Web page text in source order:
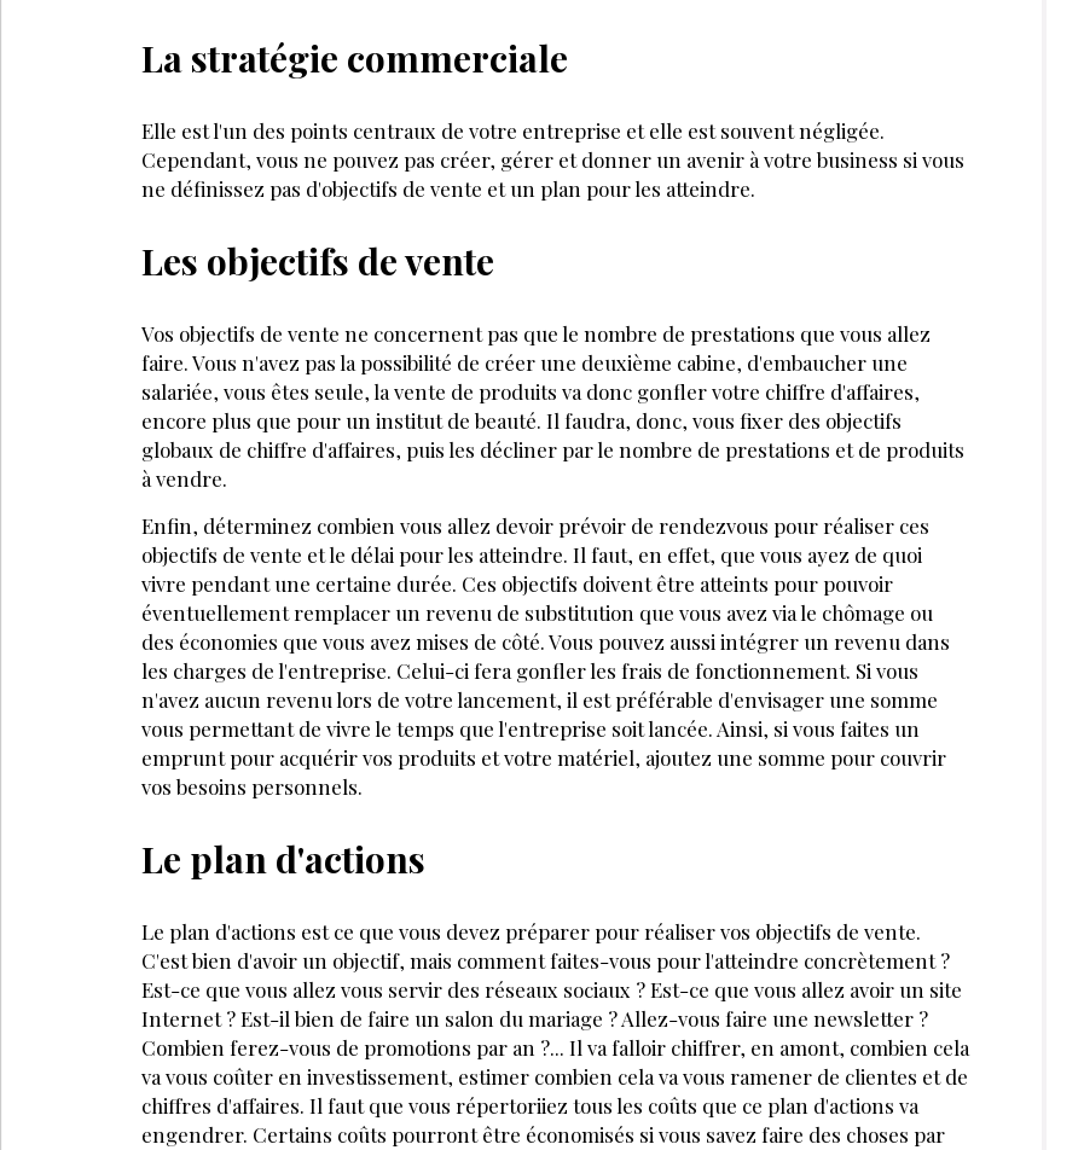
La stratégie commerciale
Elle est l'un des points centraux de votre entreprise et elle est souvent négligée.
Cependant, vous ne pouvez pas créer, gérer et donner un avenir à votre business si vous
ne définissez pas d'objectifs de vente et un plan pour les atteindre.
Les objectifs de vente
Vos objectifs de vente ne concernent pas que le nombre de prestations que vous allez
faire. Vous n'avez pas la possibilité de créer une deuxième cabine, d'embaucher une
salariée, vous êtes seule, la vente de produits va donc gonfler votre chiffre d'affaires,
encore plus que pour un institut de beauté. Il faudra, donc, vous fixer des objec­tifs
globaux de chiffre d'affaires, puis les décliner par le nombre de prestations et de produits
à vendre.
Enfin, déterminez combien vous allez devoir prévoir de rendez­vous pour réaliser ces
objectifs de vente et le délai pour les atteindre. Il faut, en effet, que vous ayez de quoi
vivre pendant une certaine durée. Ces objectifs doivent être atteints pour pouvoir
éventuellement remplacer un revenu de substitution que vous avez via le chômage ou
des économies que vous avez mises de côté. Vous pouvez aussi intégrer un revenu dans
les charges de l'entreprise. Celui-ci fera gonfler les frais de fonctionnement. Si vous
n'avez aucun revenu lors de votre lancement, il est préfé­rable d'envisager une somme
vous permettant de vivre le temps que l'entreprise soit lancée. Ainsi, si vous faites un
emprunt pour acquérir vos produits et votre matériel, ajoutez une somme pour couvrir
vos besoins personnels.
Le plan d'actions
Le plan d'actions est ce que vous devez préparer pour réaliser vos objectifs de vente.
C'est bien d'avoir un objectif, mais comment faites-vous pour l'atteindre concrètement ?
Est-ce que vous allez vous servir des réseaux sociaux ? Est-ce que vous allez avoir un site
Internet ? Est-il bien de faire un salon du mariage ? Allez-vous faire une newsletter ?
Combien ferez-vous de promotions par an ?... Il va falloir chiffrer, en amont, combien cela
va vous coûter en investissement, estimer combien cela va vous ramener de clientes et de
chiffres d'affaires. Il faut que vous répertoriiez tous les coûts que ce plan d'actions va
engendrer. Certains coûts pourront être économisés si vous savez faire des choses par